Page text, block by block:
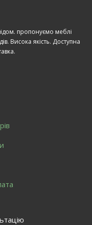
пропонуємо меблі
Висока якість. Доступна